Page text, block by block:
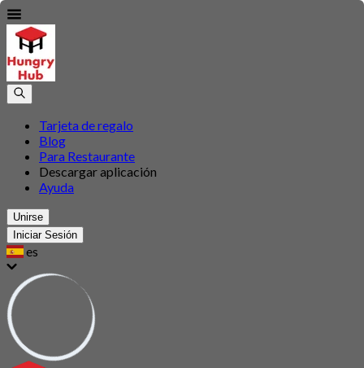
Tarjeta de regalo
Blog
Para Restaurante
Descargar aplicación
Ayuda
Unirse
Iniciar Sesión
es